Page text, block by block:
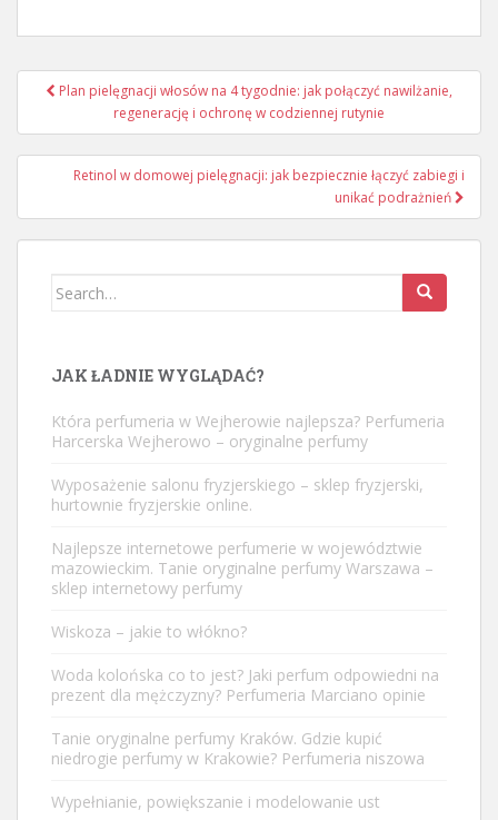
Nawigacja
Plan pielęgnacji włosów na 4 tygodnie: jak połączyć nawilżanie,
regenerację i ochronę w codziennej rutynie
Retinol w domowej pielęgnacji: jak bezpiecznie łączyć zabiegi i
unikać podrażnień
Search
JAK ŁADNIE WYGLĄDAĆ?
Która perfumeria w Wejherowie najlepsza? Perfumeria
Harcerska Wejherowo – oryginalne perfumy
Wyposażenie salonu fryzjerskiego – sklep fryzjerski,
hurtownie fryzjerskie online.
Najlepsze internetowe perfumerie w województwie
mazowieckim. Tanie oryginalne perfumy Warszawa –
sklep internetowy perfumy
Wiskoza – jakie to włókno?
Woda kolońska co to jest? Jaki perfum odpowiedni na
prezent dla mężczyzny? Perfumeria Marciano opinie
Tanie oryginalne perfumy Kraków. Gdzie kupić
niedrogie perfumy w Krakowie? Perfumeria niszowa
Wypełnianie, powiększanie i modelowanie ust